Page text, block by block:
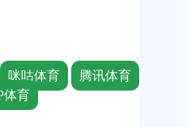
咪咕体育
腾讯体育
体育